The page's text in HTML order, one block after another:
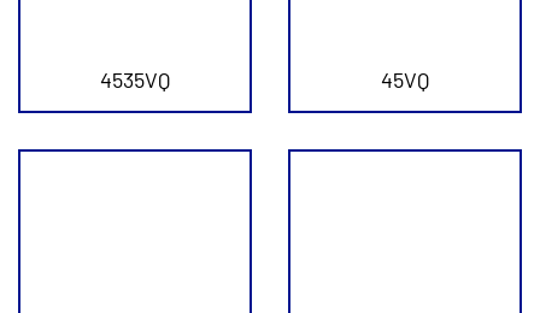
4535VQ 45VQ